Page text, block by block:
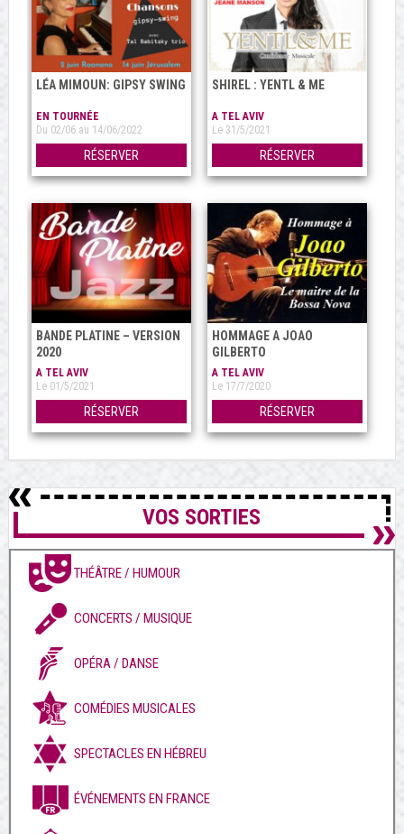
LÉA MIMOUN: GIPSY SWING
EN TOURNÉE
Du 02/06 au 14/06/2022
RÉSERVER
SHIREL : YENTL & ME
A TEL AVIV
Le 31/5/2021
RÉSERVER
BANDE PLATINE – VERSION
2020
A TEL AVIV
Le 01/5/2021
RÉSERVER
HOMMAGE A JOAO
GILBERTO
A TEL AVIV
Le 17/7/2020
RÉSERVER
VOS SORTIES
THÉÂTRE / HUMOUR
CONCERTS / MUSIQUE
OPÉRA / DANSE
COMÉDIES MUSICALES
SPECTACLES EN HÉBREU
ÉVÉNEMENTS EN FRANCE